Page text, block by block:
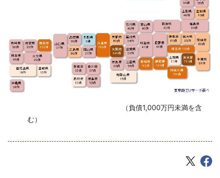
‌ （負債1,000万円未満を含
む）